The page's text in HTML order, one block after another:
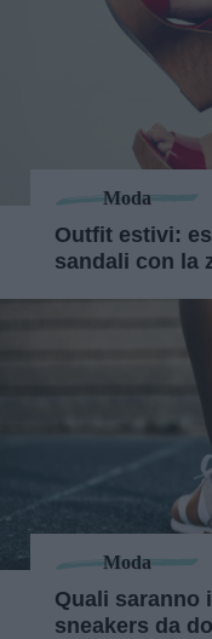
Moda
Outfit estivi:
sandali con la
Moda
Quali saranno
sneakers da